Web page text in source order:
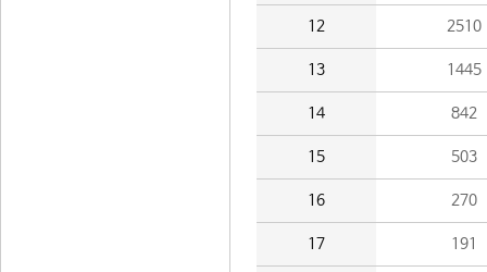
12 2510
13 1445
14 842
15 503
16 270
17 191